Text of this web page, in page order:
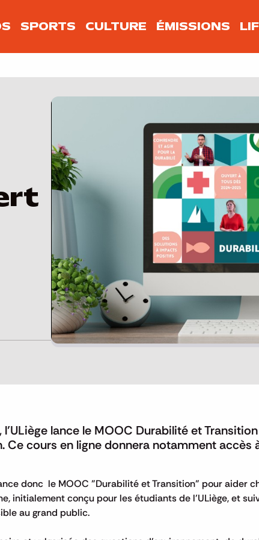
SPORTS CULTURE ÉMISSIONS
lance le MOOC Durabilité et
cours en ligne donnera notamment accès
donc le MOOC "Durabilité et Transition" pour aider
initialement conçu pour les étudiants de l’ULiège, et
au grand public.